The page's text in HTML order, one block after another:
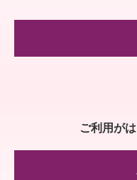
ご利用が